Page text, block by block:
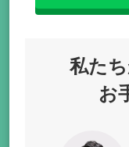
私た
お